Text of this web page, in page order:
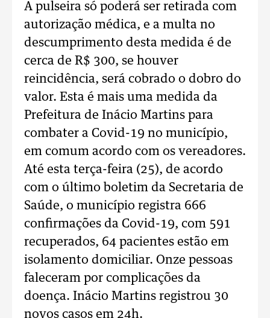
A pulseira só poderá ser retirada com
autorização médica, e a multa no
descumprimento desta medida é de
cerca de R$ 300, se houver
reincidência, será cobrado o dobro do
valor. Esta é mais uma medida da
Prefeitura de Inácio Martins para
combater a Covid-19 no município,
em comum acordo com os vereadores.
Até esta terça-feira (25), de acordo
com o último boletim da Secretaria de
Saúde, o município registra 666
confirmações da Covid-19, com 591
recuperados, 64 pacientes estão em
isolamento domiciliar. Onze pessoas
faleceram por complicações da
doença. Inácio Martins registrou 30
novos casos em 24h.